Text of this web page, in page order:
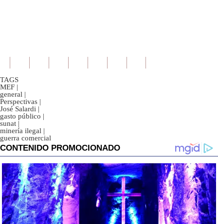
TAGS
MEF |
general |
Perspectivas |
José Salardi |
gasto público |
sunat |
minería ilegal |
guerra comercial